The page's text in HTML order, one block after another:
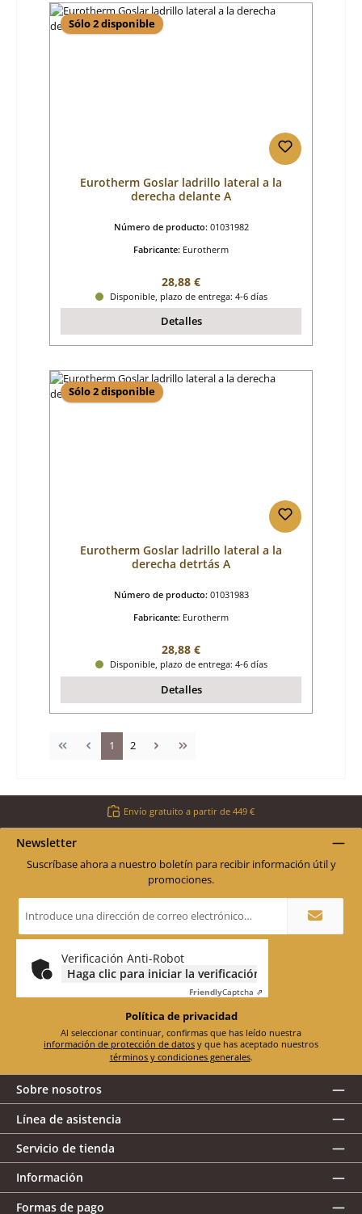
Sólo 2 disponible
Eurotherm Goslar ladrillo lateral a la
derecha delante A
Número de producto: 01031982
Fabricante: Eurotherm
Precio normal:
28,88 €
Disponible, plazo de entrega: 4-6 días
Detalles
Sólo 2 disponible
Eurotherm Goslar ladrillo lateral a la
derecha detrtás A
Número de producto: 01031983
Fabricante: Eurotherm
Precio normal:
28,88 €
Disponible, plazo de entrega: 4-6 días
Detalles
Página
1 Página
2
Envío gratuito a partir de 449 €
Newsletter
Suscríbase ahora a nuestro boletín para recibir información útil y
promociones.
de
electrónico
Verificación Anti-Robot
Haga clic para iniciar la verificación
FriendlyCaptcha ⇗
Política de privacidad
información de protección de datos
términos y condiciones generales.
Sobre nosotros
Línea de asistencia
Servicio de tienda
Información
Formas de pago